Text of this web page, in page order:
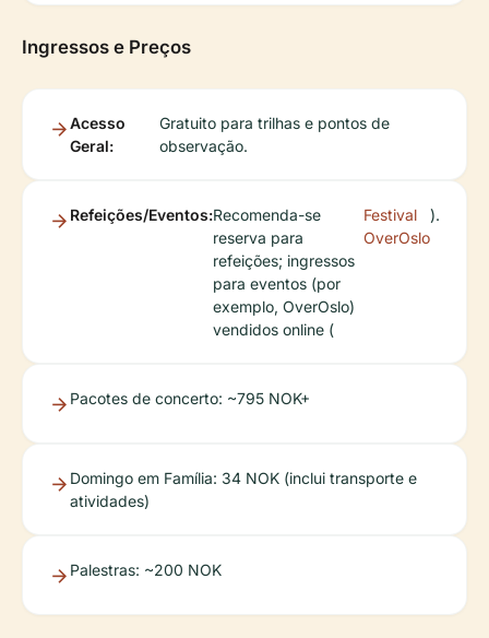
Ingressos e Preços
Acesso
Geral:
Gratuito para trilhas e pontos de
observação.
Refeições/Eventos:Recomenda-se
reserva para
refeições; ingressos
para eventos (por
exemplo, OverOslo)
vendidos online (
Festival
OverOslo
).
Pacotes de concerto: ~795 NOK+
Domingo em Família: 34 NOK (inclui transporte e
atividades)
Palestras: ~200 NOK